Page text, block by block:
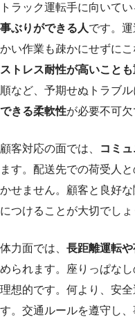
トラック運転手に向いてい
事ぶりができる人です。
かい作業も疎かにせずに
ストレス耐性が高いこと
順など、予期せぬトラブル
できる柔軟性が必要不可欠
顧客対応の面では、 コミ
ます。配送先での荷受人
かせません。顧客と良好
につけることが大切でしょ
体力面では、 長距離運転
められます。座りっぱな
理想的です。何より、安
す。交通ルールを遵守し